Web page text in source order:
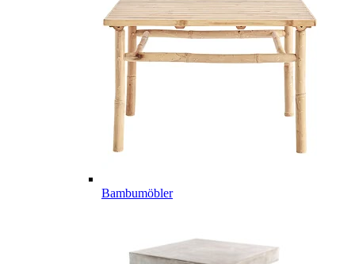
Bambumöbler